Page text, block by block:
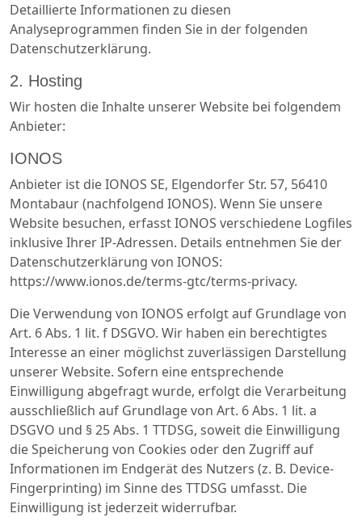
Detaillierte Informationen zu diesen
Analyseprogrammen finden Sie in der folgenden
Datenschutzerklärung.
2. Hosting
Wir hosten die Inhalte unserer Website bei folgendem
Anbieter:
IONOS
Anbieter ist die IONOS SE, Elgendorfer Str. 57, 56410
Montabaur (nachfolgend IONOS). Wenn Sie unsere
Website besuchen, erfasst IONOS verschiedene Logfiles
inklusive Ihrer IP-Adressen. Details entnehmen Sie der
Datenschutzerklärung von IONOS:
https://www.ionos.de/terms-gtc/terms-privacy.
Die Verwendung von IONOS erfolgt auf Grundlage von
Art. 6 Abs. 1 lit. f DSGVO. Wir haben ein berechtigtes
Interesse an einer möglichst zuverlässigen Darstellung
unserer Website. Sofern eine entsprechende
Einwilligung abgefragt wurde, erfolgt die Verarbeitung
ausschließlich auf Grundlage von Art. 6 Abs. 1 lit. a
DSGVO und § 25 Abs. 1 TTDSG, soweit die Einwilligung
die Speicherung von Cookies oder den Zugriff auf
Informationen im Endgerät des Nutzers (z. B. Device-
Fingerprinting) im Sinne des TTDSG umfasst. Die
Einwilligung ist jederzeit widerrufbar.